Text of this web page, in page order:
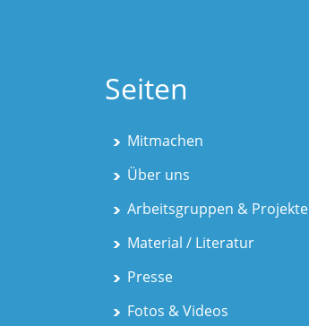
Seiten
Mitmachen
Über uns
Arbeitsgruppen & Projekte
Material / Literatur
Presse
Fotos & Videos